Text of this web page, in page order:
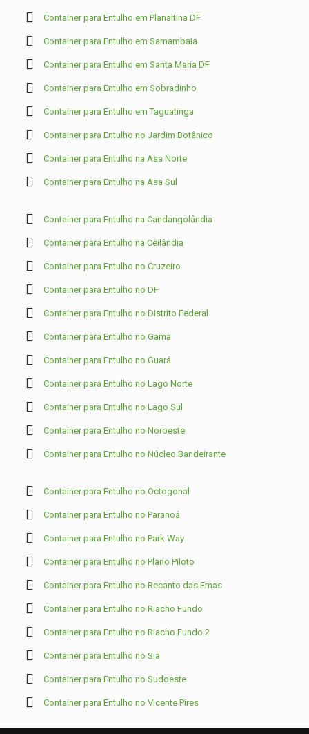
Container para Entulho em Planaltina DF
Container para Entulho em Samambaia
Container para Entulho em Santa Maria DF
Container para Entulho em Sobradinho
Container para Entulho em Taguatinga
Container para Entulho no Jardim Botânico
Container para Entulho na Asa Norte
Container para Entulho na Asa Sul
Container para Entulho na Candangolândia
Container para Entulho na Ceilândia
Container para Entulho no Cruzeiro
Container para Entulho no DF
Container para Entulho no Distrito Federal
Container para Entulho no Gama
Container para Entulho no Guará
Container para Entulho no Lago Norte
Container para Entulho no Lago Sul
Container para Entulho no Noroeste
Container para Entulho no Núcleo Bandeirante
Container para Entulho no Octogonal
Container para Entulho no Paranoá
Container para Entulho no Park Way
Container para Entulho no Plano Piloto
Container para Entulho no Recanto das Emas
Container para Entulho no Riacho Fundo
Container para Entulho no Riacho Fundo 2
Container para Entulho no Sia
Container para Entulho no Sudoeste
Container para Entulho no Vicente Pires